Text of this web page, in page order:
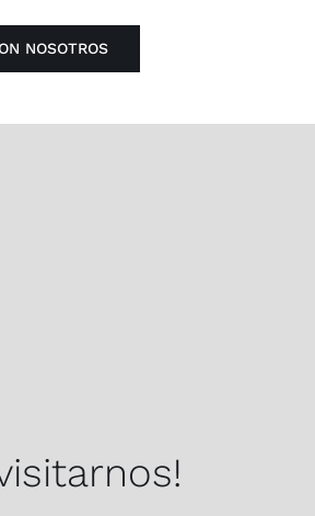
NOSOTROS